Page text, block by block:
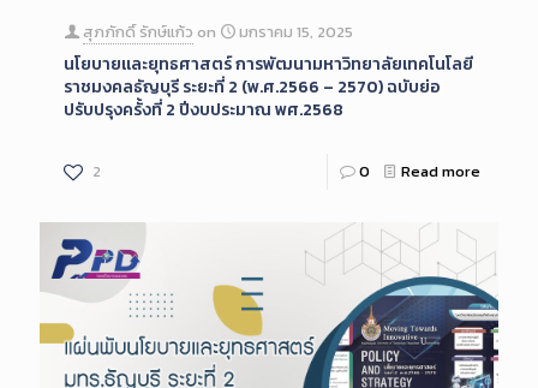
สุภภักดิ์ รักษ์แก้ว on มกราคม 15, 2025
นโยบายและยุทธศาสตร์ การพัฒนามหาวิทยาลัยเทคโนโลยี
ราชมงคลธัญบุรี ระยะที่ 2 (พ.ศ.2566 – 2570) ฉบับย่อ
ปรับปรุงครั้งที่ 2 ปีงบประมาณ พศ.2568
2 0 Read more